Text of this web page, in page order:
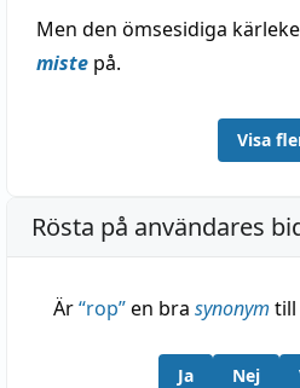
Men den ömsesidiga
miste på.
Visa
Rösta på användares
Är“rop”en bra synonym
Ja Nej